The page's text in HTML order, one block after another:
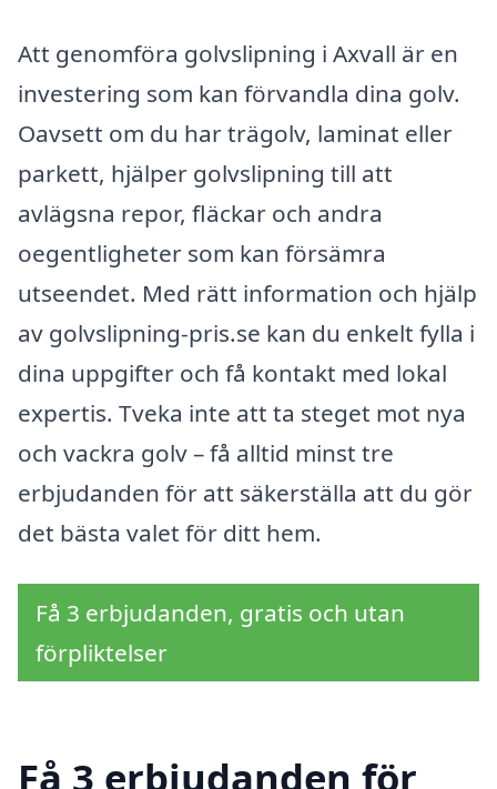
Att genomföra golvslipning i Axvall är en
investering som kan förvandla dina golv.
Oavsett om du har trägolv, laminat eller
parkett, hjälper golvslipning till att
avlägsna repor, fläckar och andra
oegentligheter som kan försämra
utseendet. Med rätt information och hjälp
av golvslipning-pris.se kan du enkelt fylla i
dina uppgifter och få kontakt med lokal
expertis. Tveka inte att ta steget mot nya
och vackra golv – få alltid minst tre
erbjudanden för att säkerställa att du gör
det bästa valet för ditt hem.
Få 3 erbjudanden, gratis och utan
förpliktelser
Få 3 erbjudanden för